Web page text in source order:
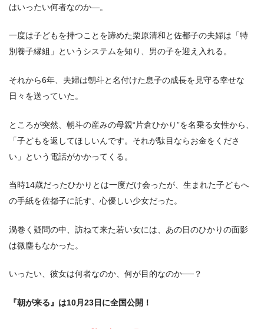
はいったい何者なのか―。
一度は子どもを持つことを諦めた栗原清和と佐都子の夫婦は「特
別養子縁組」というシステムを知り、男の子を迎え入れる。
それから6年、夫婦は朝斗と名付けた息子の成長を見守る幸せな
日々を送っていた。
ところが突然、朝斗の産みの母親“片倉ひかり”を名乗る女性から、
「子どもを返してほしいんです。それが駄目ならお金をくださ
い」という電話がかかってくる。
当時14歳だったひかりとは一度だけ会ったが、生まれた子どもへ
の手紙を佐都子に託す、心優しい少女だった。
渦巻く疑問の中、訪ねて来た若い女には、あの日のひかりの面影
は微塵もなかった。
いったい、彼女は何者なのか、何が目的なのか──？
『朝が来る』は10月23日に全国公開！